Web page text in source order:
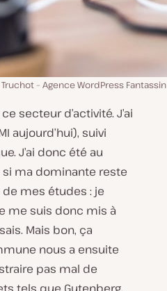
Truchot – Agence WordPress Fantassin
secteur d’activité. J’ai
aujourd’hui), suivi
J’ai donc été au
ma dominante reste
de mes études : je
me suis donc mis à
Mais bon, ça
nous a ensuite
pas mal de